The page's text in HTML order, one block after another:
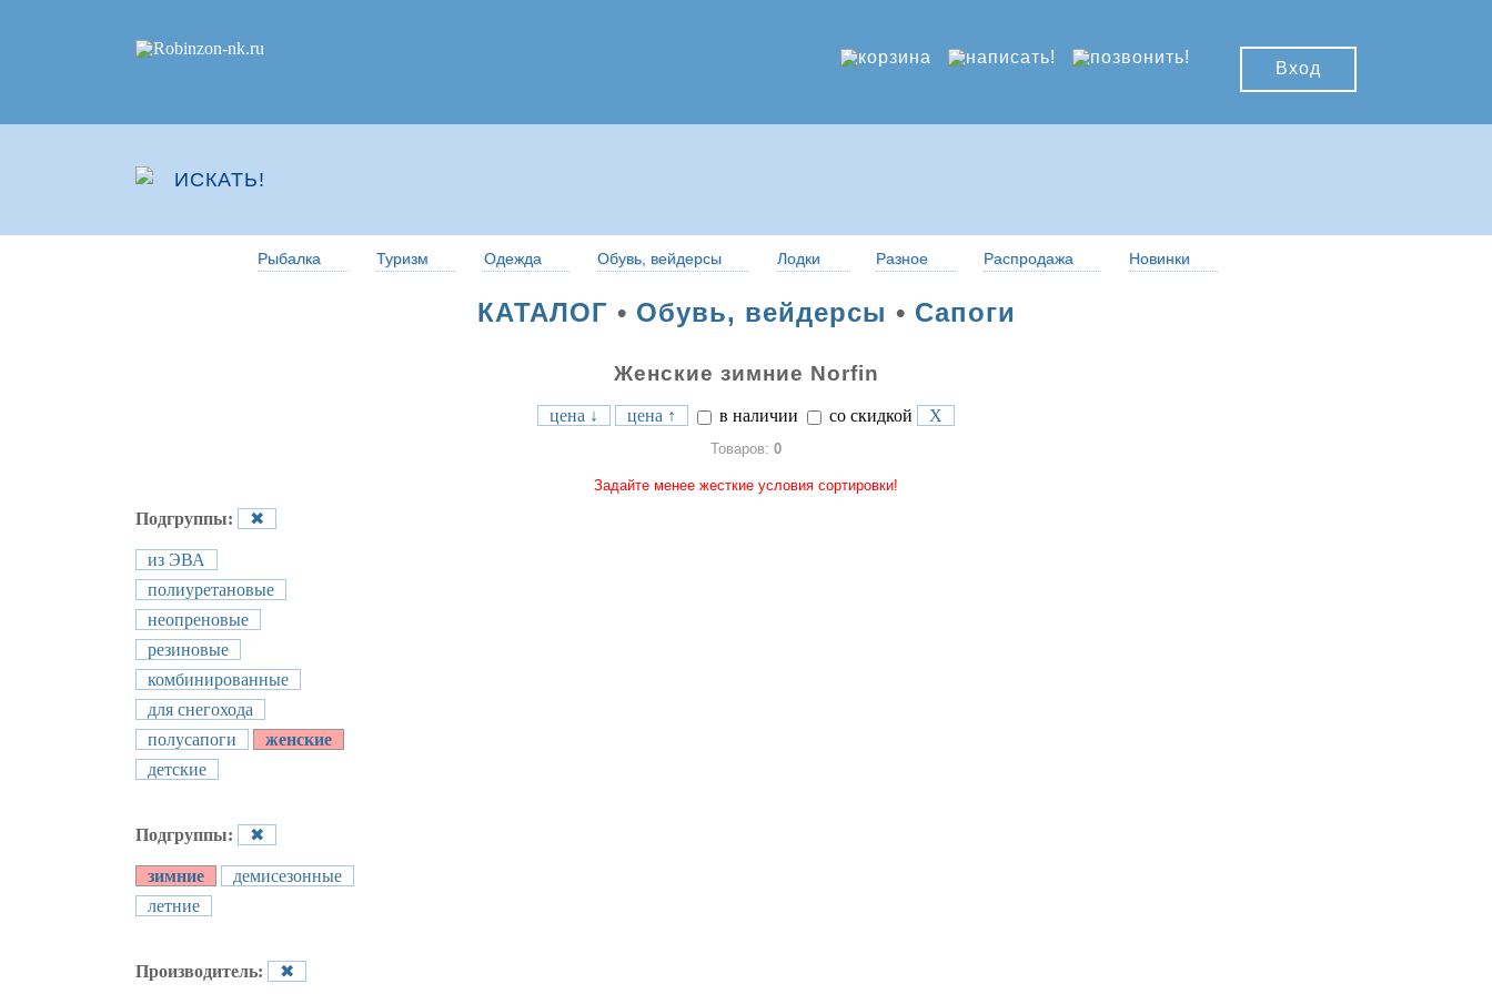
Вход
Рыбалка Туризм Одежда Обувь, вейдерсы Лодки Разное Распродажа Новинки
КАТАЛОГ • Обувь, вейдерсы • Сапоги
Женские зимние Norfin
цена ↓ цена ↑ в наличии со скидкой X
Товаров: 0
Задайте менее жесткие условия сортировки!
Подгруппы: ✖
из ЭВА
полиуретановые
неопреновые
резиновые
комбинированные
для снегохода
полусапоги
женские
детские
Подгруппы: ✖
зимние
демисезонные
летние
Производитель: ✖